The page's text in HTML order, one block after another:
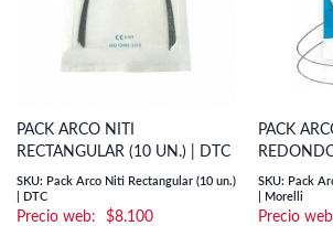
PACK ARCO NITI
RECTANGULAR (10 UN.) | DTC
SKU: Pack Arco Niti Rectangular (10 un.)
| DTC
$8.100
PACK
SKU: Pack
| Morelli